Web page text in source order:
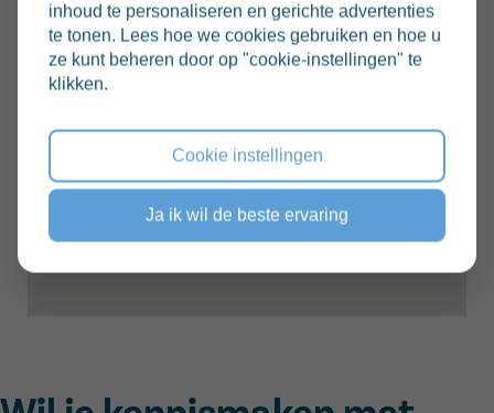
Kloosterstraat 6D
9031 Drongen
09 282 09 34
inhoud te personaliseren en gerichte advertenties
te tonen. Lees hoe we cookies gebruiken en hoe u
ze kunt beheren door op "cookie-instellingen" te
klikken.
Cookie instellingen
Ja ik wil de beste ervaring